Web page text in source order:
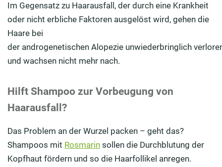
Im Gegensatz zu Haarausfall, der durch eine Krankheit
oder nicht erbliche Faktoren ausgelöst wird, gehen die
Haare bei
der androgenetischen Alopezie unwiederbringlich
und wachsen nicht mehr nach.
Hilft Shampoo zur Vorbeugung von
Haarausfall?
Das Problem an der Wurzel packen – geht das?
Shampoos mit Rosmarin sollen die Durchblutung der
Kopfhaut fördern und so die Haarfollikel anregen.